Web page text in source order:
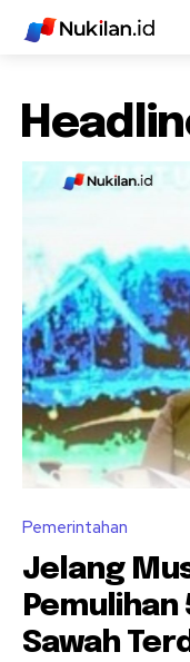
Pemerintahan
Jelang
Sawah